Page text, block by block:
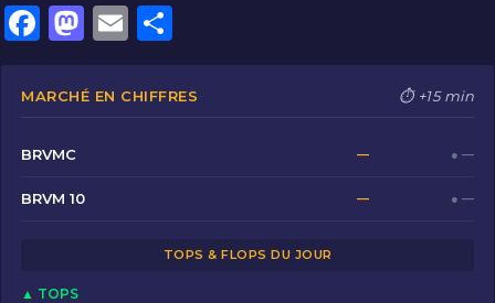
F
a
c
b
o
o
M
a
st
o
n
E
m
ai
ar
ta
MARCHÉ EN CHIFFRES ⏱ +15 min
BRVMC — ● —
BRVM 10 — ● —
TOPS & FLOPS DU JOUR
▲ TOPS